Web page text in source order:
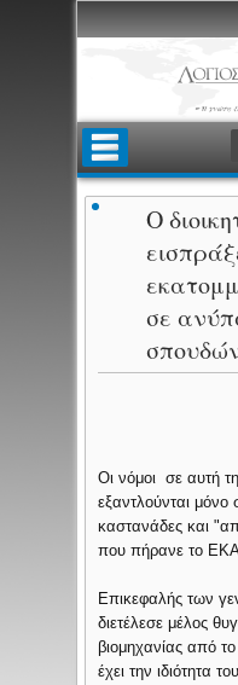
Ο
σε
Οι νόμοι σε αυτή
εξαντλούνται
καστανάδες και
που πήρανε το
Επικεφαλής των
διετέλεσε μέλος
βιομηχανίας από
έχει την ιδιότητα